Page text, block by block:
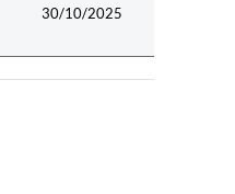
30/10/2025